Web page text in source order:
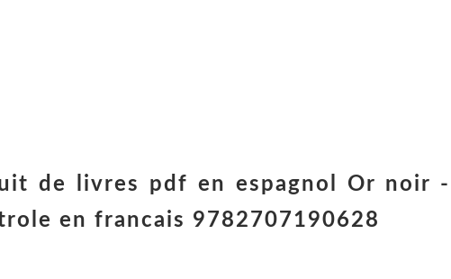
de livres pdf en espagnol Or noir -
en francais 9782707190628